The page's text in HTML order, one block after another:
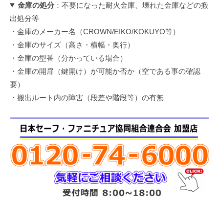
金庫の処分：不要になった耐火金庫、壊れた金庫などの搬
出処分等
・金庫のメーカー名（CROWN/EIKO/KOKUYO等）
・金庫のサイズ（高さ・横幅・奥行）
・金庫の型番（分かっている場合）
・金庫の開扉（鍵開け）が可能か否か（空である事の確認
要）
・搬出ルート内の障害（段差や階段等）の有無